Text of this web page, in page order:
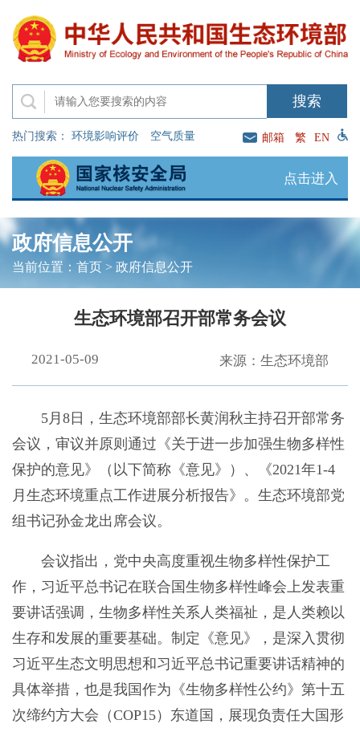
热门搜索： 环境影响评价 空气质量 邮箱 繁 EN
点击进入
政府信息公开
当前位置： 首页> 政府信息公开
生态环境部召开部常务会议
2021-05-09 来源：生态环境部
5月8日，生态环境部部长黄润秋主持召开部常务
会议，审议并原则通过《关于进一步加强生物多样性
保护的意见》（以下简称《意见》）、《2021年1-4
月生态环境重点工作进展分析报告》。生态环境部党
组书记孙金龙出席会议。
会议指出，党中央高度重视生物多样性保护工
作，习近平总书记在联合国生物多样性峰会上发表重
要讲话强调，生物多样性关系人类福祉，是人类赖以
生存和发展的重要基础。制定《意见》，是深入贯彻
习近平生态文明思想和习近平总书记重要讲话精神的
具体举措，也是我国作为《生物多样性公约》第十五
次缔约方大会（COP15）东道国，展现负责任大国形